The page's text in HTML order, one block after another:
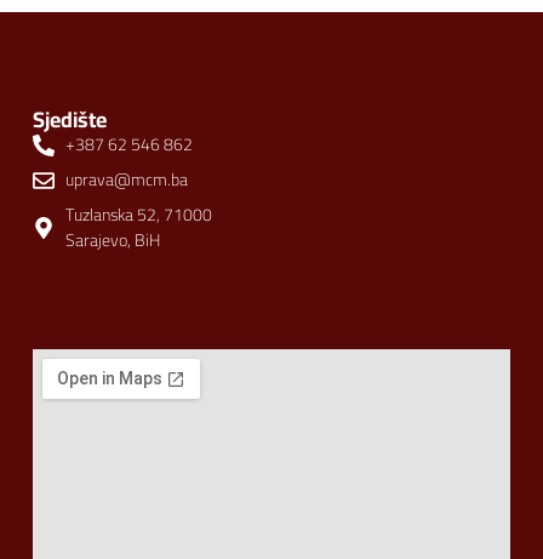
Sjedište
+387 62 546 862
uprava@mcm.ba
Tuzlanska 52, 71000
Sarajevo, BiH